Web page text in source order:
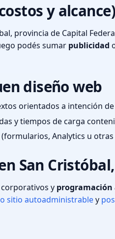
y alcance)
provincia de Capital
podés sumar publicidad
diseño web
orientados a intención
y tiempos de carga
Analytics u
San
y programación
sitio autoadministrabley